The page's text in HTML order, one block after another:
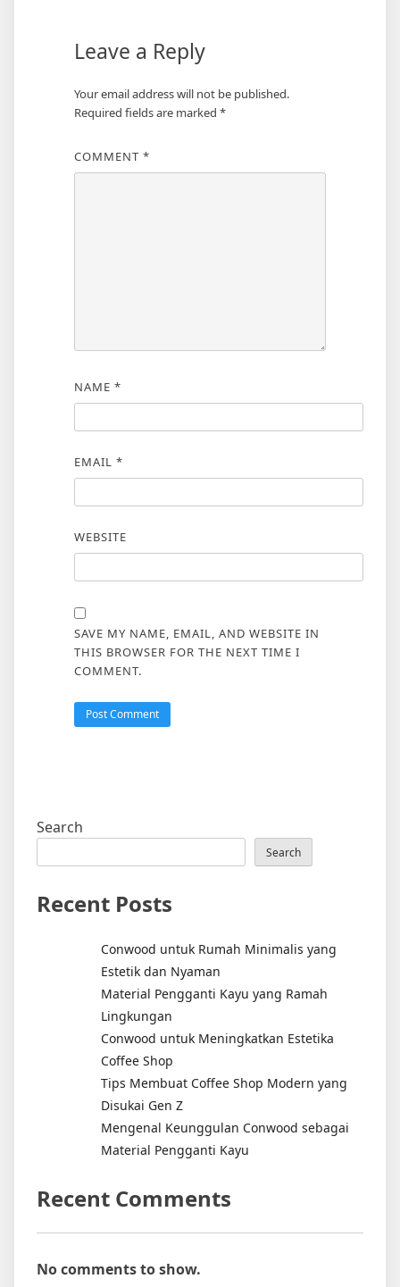
Leave a Reply
Your email address will not be published.
Required fields are marked *
COMMENT *
NAME *
EMAIL *
WEBSITE
SAVE MY NAME, EMAIL, AND WEBSITE IN
THIS BROWSER FOR THE NEXT TIME I
COMMENT.
Search
Search
Recent Posts
Conwood untuk Rumah Minimalis yang
Estetik dan Nyaman
Material Pengganti Kayu yang Ramah
Lingkungan
Conwood untuk Meningkatkan Estetika
Coffee Shop
Tips Membuat Coffee Shop Modern yang
Disukai Gen Z
Mengenal Keunggulan Conwood sebagai
Material Pengganti Kayu
Recent Comments
No comments to show.